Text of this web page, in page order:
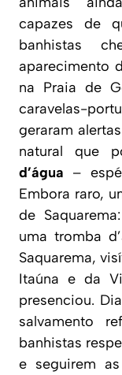
capazes de
banhistas
aparecimento
na Praia de
caravelas-
geraram
natural que
d’água –
Embora raro,
de Saquarema:
uma tromba
Saquarema,
Itaúna e da
presenciou.
salvamento
banhistas
e seguirem